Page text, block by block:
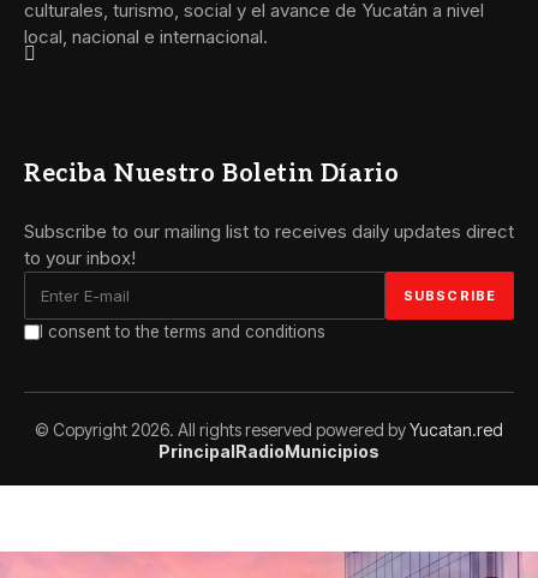
culturales, turismo, social y el avance de Yucatán a nivel
local, nacional e internacional.
Reciba Nuestro Boletin Díario
Subscribe to our mailing list to receives daily updates direct
to your inbox!
I consent to the terms and conditions
© Copyright 2026. All rights reserved powered byYucatan.red
PrincipalRadioMunicipios